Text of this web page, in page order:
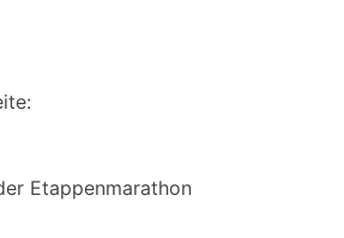
Etappenmarathon